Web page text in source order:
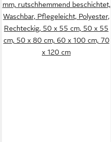
mm, rutschhemmend beschichtet,
Waschbar, Pflegeleicht, Polyester,
Rechteckig, 50 x 55 cm, 50 x 55
cm, 50 x 80 cm, 60 x 100 cm, 70
x 120 cm